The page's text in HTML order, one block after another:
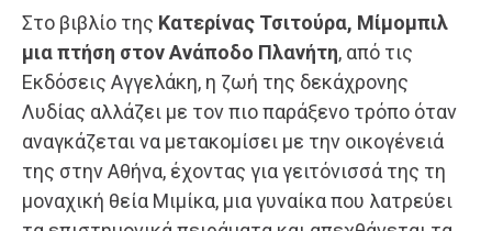
Στο βιβλίο της Κατερίνας Τσιτούρα, Μίμομπιλ
μια πτήση στον Ανάποδο Πλανήτη, από τις
Εκδόσεις Αγγελάκη, η ζωή της δεκάχρονης
Λυδίας αλλάζει με τον πιο παράξενο τρόπο όταν
αναγκάζεται να μετακομίσει με την οικογένειά
της στην Αθήνα, έχοντας για γειτόνισσά της τη
μοναχική θεία Μιμίκα, μια γυναίκα που λατρεύει